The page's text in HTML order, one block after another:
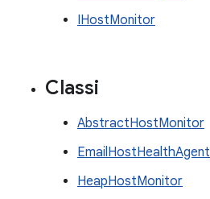
IHostMonitor
Classi
AbstractHostMonitor
EmailHostHealthAgent
HeapHostMonitor